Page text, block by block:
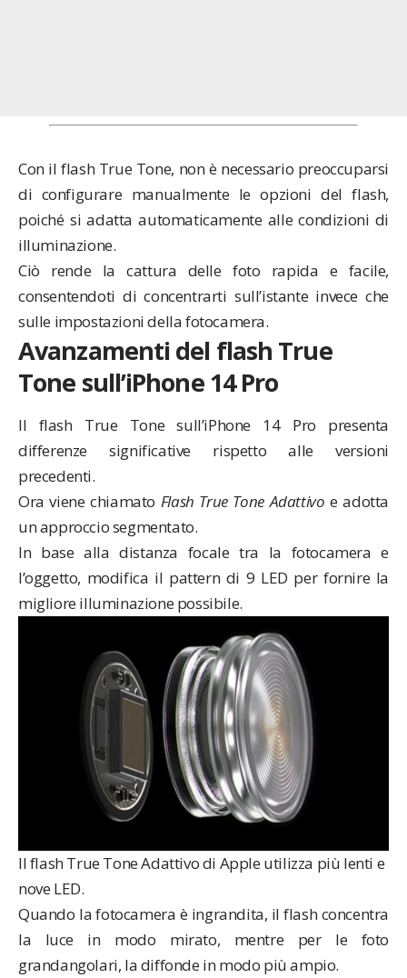
Con il flash True Tone, non è necessario preoccuparsi
di configurare manualmente le opzioni del flash,
poiché si adatta automaticamente alle condizioni di
illuminazione.
Ciò rende la cattura delle foto rapida e facile,
consentendoti di concentrarti sull’istante invece che
sulle impostazioni della fotocamera.
Avanzamenti del flash True
Tone sull’iPhone 14 Pro
Il flash True Tone sull’iPhone 14 Pro presenta
differenze significative rispetto alle versioni
precedenti.
Ora viene chiamato Flash True Tone Adattivo e adotta
un approccio segmentato.
In base alla distanza focale tra la fotocamera e
l’oggetto, modifica il pattern di 9 LED per fornire la
migliore illuminazione possibile.
Il flash True Tone Adattivo di Apple utilizza più lenti e
nove LED.
Quando la fotocamera è ingrandita, il flash concentra
la luce in modo mirato, mentre per le foto
grandangolari, la diffonde in modo più ampio.